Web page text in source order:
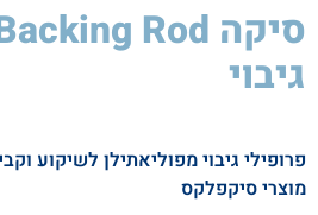
גיבוי
פרופילי גיבוי מפוליאתילן לשיקוע
מוצרי סיקפלקס